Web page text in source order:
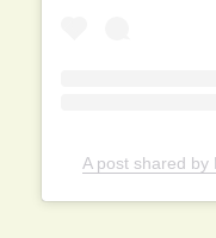
A post shared by